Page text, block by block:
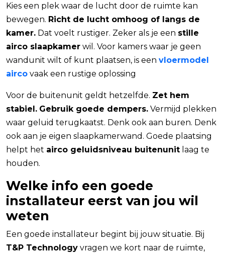
Kies een plek waar de lucht door de ruimte kan
bewegen. Richt de lucht omhoog of langs de
kamer. Dat voelt rustiger. Zeker als je een stille
airco slaapkamer wil. Voor kamers waar je geen
wandunit wilt of kunt plaatsen, is een vloermodel
airco vaak een rustige oplossing
Voor de buitenunit geldt hetzelfde. Zet hem
stabiel. Gebruik goede dempers. Vermijd plekken
waar geluid terugkaatst. Denk ook aan buren. Denk
ook aan je eigen slaapkamerwand. Goede plaatsing
helpt het airco geluidsniveau buitenunit laag te
houden.
Welke info een goede
installateur eerst van jou wil
weten
Een goede installateur begint bij jouw situatie. Bij
T&P Technology vragen we kort naar de ruimte,